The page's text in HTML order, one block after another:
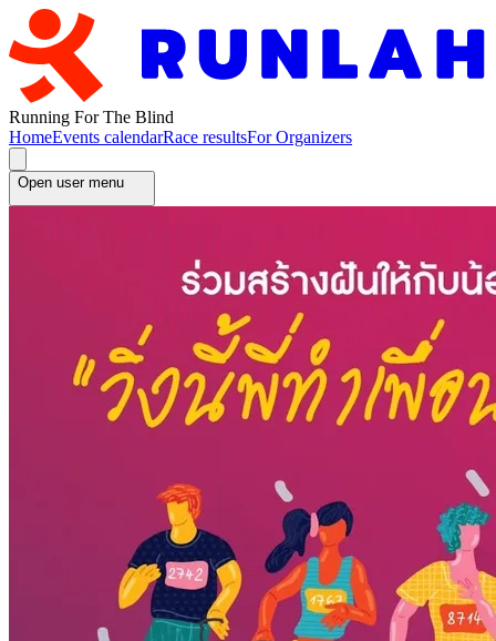
Running For The Blind
HomeEvents calendarRace resultsFor Organizers
Open user menu